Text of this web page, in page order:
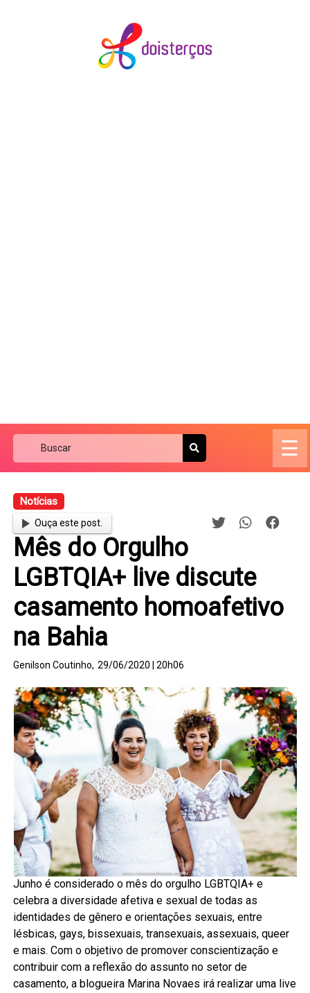
☰
Notícias
Ouça este post.
Mês do Orgulho
LGBTQIA+ live discute
casamento homoafetivo
na Bahia
Genilson Coutinho, 29/06/2020 | 20h06
Junho é considerado o mês do orgulho LGBTQIA+ e
celebra a diversidade afetiva e sexual de todas as
identidades de gênero e orientações sexuais, entre
lésbicas, gays, bissexuais, transexuais, assexuais, queer
e mais. Com o objetivo de promover conscientização e
contribuir com a reflexão do assunto no setor de
casamento, a blogueira Marina Novaes irá realizar uma live